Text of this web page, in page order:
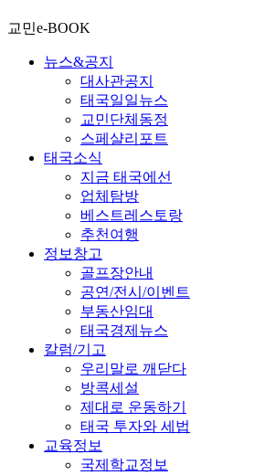
교민e-BOOK
뉴스&공지
대사관공지
태국일일뉴스
교민단체동정
스페샬리포트
태국소식
지금 태국에선
업체탐방
베스트레스토랑
추천여행
정보창고
골프장안내
공연/전시/이벤트
부동산임대
태국경제뉴스
칼럼/기고
우리말로 깨닫다
방콕세설
제대로 운동하기
태국 투자와 세법
교육정보
국제학교정보